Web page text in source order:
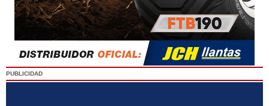
PUBLICIDAD